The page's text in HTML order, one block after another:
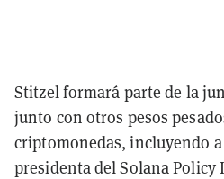
Stitzel formará parte de la
junto con otros pesos
criptomonedas, incluyendo a
presidenta del Solana